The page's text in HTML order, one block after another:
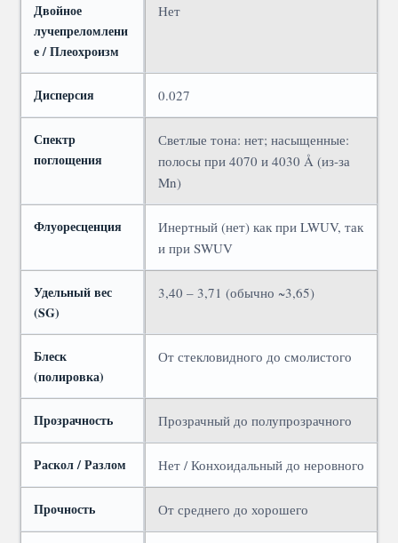
Двойное
лучепреломлени
е / Плеохроизм
Нет
Дисперсия 0.027
Спектр
поглощения
Светлые тона: нет; насыщенные:
полосы при 4070 и 4030 Å (из-за
Mn)
Флуоресценция
Инертный (нет) как при LWUV, так
и при SWUV
Удельный вес
(SG)
3,40 – 3,71 (обычно ~3,65)
Блеск
(полировка)
От стекловидного до смолистого
Прозрачность Прозрачный до полупрозрачного
Раскол / Разлом Нет / Конхоидальный до неровного
Прочность От среднего до хорошего